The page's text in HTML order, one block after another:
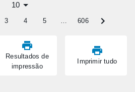
Resultados de
impressão
Imprimir tudo
10
3 4 5 … 606